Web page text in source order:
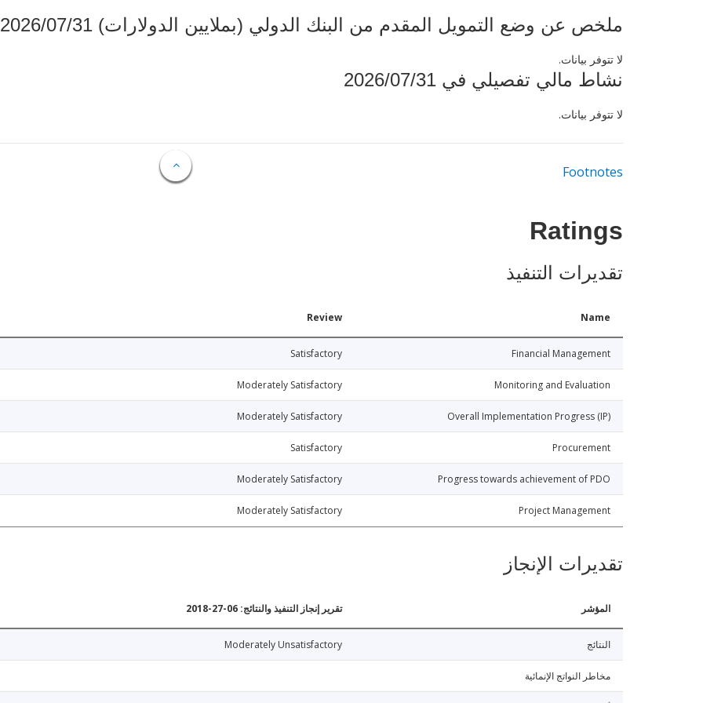
ملخص عن وضع التمويل المقدم من البنك الدولي (بملايين الدولارات) 2026/07/31
لا تتوفر بيانات.
نشاط مالي تفصيلي في 2026/07/31
لا تتوفر بيانات.
Footnotes
Ratings
تقديرات التنفيذ
Name
Review
Financial Management
Satisfactory
Monitoring and Evaluation
Moderately Satisfactory
Overall Implementation Progress (IP)
Moderately Satisfactory
Procurement
Satisfactory
Progress towards achievement of PDO
Moderately Satisfactory
Project Management
Moderately Satisfactory
تقديرات الإنجاز
المؤشر تقرير إنجاز التنفيذ والنتائج: 06-27-2018
النتائج Moderately Unsatisfactory
مخاطر النواتج الإنمائية